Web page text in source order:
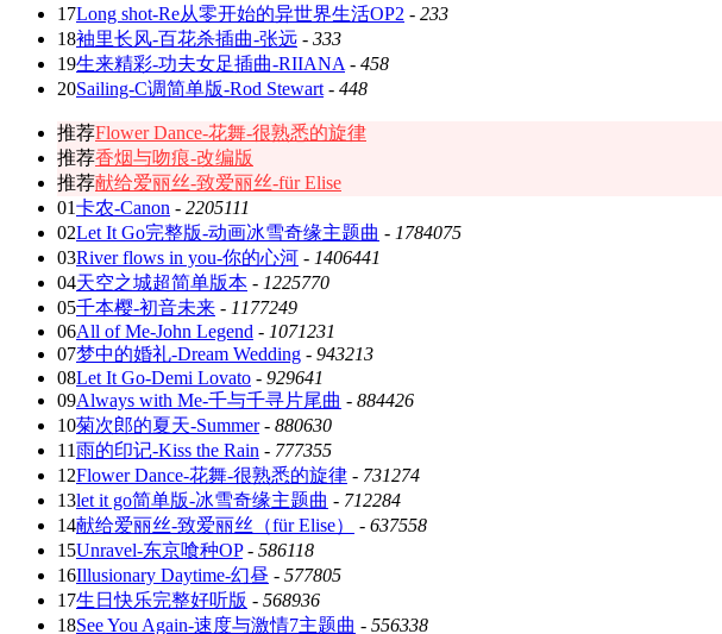
17Long shot-Re从零开始的异世界生活OP2 - 233
18袖里长风-百花杀插曲-张远 - 333
19生来精彩-功夫女足插曲-RIIANA - 458
20Sailing-C调简单版-Rod Stewart - 448
推荐Flower Dance-花舞-很熟悉的旋律
推荐香烟与吻痕-改编版
推荐献给爱丽丝-致爱丽丝-für Elise
01卡农-Canon - 2205111
02Let It Go完整版-动画冰雪奇缘主题曲 - 1784075
03River flows in you-你的心河 - 1406441
04天空之城超简单版本 - 1225770
05千本樱-初音未来 - 1177249
06All of Me-John Legend - 1071231
07梦中的婚礼-Dream Wedding - 943213
08Let It Go-Demi Lovato - 929641
09Always with Me-千与千寻片尾曲 - 884426
10菊次郎的夏天-Summer- 880630
11雨的印记-Kiss the Rain - 777355
12Flower Dance-花舞-很熟悉的旋律 - 731274
13let it go简单版-冰雪奇缘主题曲 - 712284
14献给爱丽丝-致爱丽丝（für Elise） - 637558
15Unravel-东京喰种OP- 586118
16Illusionary Daytime-幻昼 - 577805
17生日快乐完整好听版 - 568936
18See You Again-速度与激情7主题曲 - 556338